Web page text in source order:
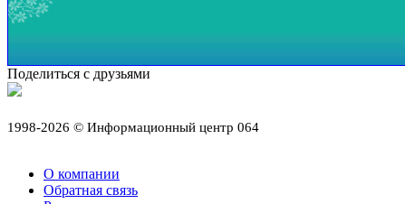
Поделиться с друзьями
1998-2026 © Информационный центр 064
О компании
Обратная связь